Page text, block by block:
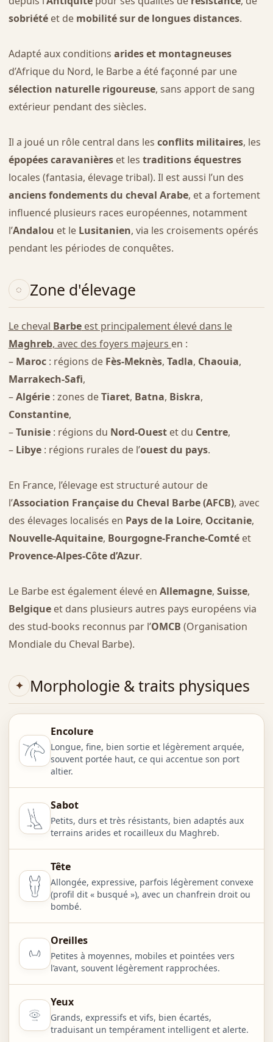
sobriétéet de mobilité sur de longues distances.
Adapté aux conditions arides et montagneuses
d’Afrique du Nord, le Barbe a été façonné par une
sélection naturelle rigoureuse, sans apport de sang
extérieur pendant des siècles.
Il a joué un rôle central dans les conflits militaires, les
épopées caravanièreset les traditions équestres
locales (fantasia, élevage tribal). Il est aussi l’un des
anciens fondements du cheval Arabe, et a fortement
influencé plusieurs races européennes, notamment
l’Andalou et le Lusitanien, via les croisements opérés
pendant les périodes de conquêtes.
Zone d'élevage
Le cheval Barbeest principalement élevé dans le
Maghreb, avec des foyers majeurs en :
– Maroc: régions de Fès-Meknès, Tadla, Chaouia,
Marrakech-Safi,
–Algérie: zones deTiaret, Batna, Biskra,
Constantine,
–Tunisie: régions du Nord-Ouestet du Centre,
– Libye: régions rurales de l’ouest du pays.
En France, l’élevage est structuré autour de
l’Association Française du Cheval Barbe (AFCB), avec
des élevages localisés en Pays de la Loire, Occitanie,
Nouvelle-Aquitaine, Bourgogne-Franche-Comtéet
Provence-Alpes-Côte d’Azur.
Le Barbe est également élevé en Allemagne, Suisse,
Belgiqueet dans plusieurs autres pays européens via
des stud-books reconnus par l’OMCB (Organisation
Mondiale du Cheval Barbe).
Morphologie & traits physiques
Encolure
Longue, fine, bien sortie et légèrement arquée,
souvent portée haut, ce qui accentue son port
altier.
Sabot
Petits, durs et très résistants, bien adaptés aux
terrains arides et rocailleux du Maghreb.
Tête
Allongée, expressive, parfois légèrement convexe
(profil dit « busqué »), avec un chanfrein droit ou
bombé.
Oreilles
Petites à moyennes, mobiles et pointées vers
l’avant, souvent légèrement rapprochées.
Yeux
Grands, expressifs et vifs, bien écartés,
traduisant un tempérament intelligent et alerte.